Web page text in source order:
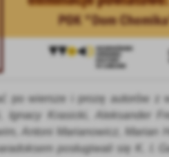
Twoją prywatność. Możesz zmienić
W dowolnym momencie możesz dokonać
pliki cookies służą do prawidłowego
po wiersze i prozę autorów z
Krasicki, Aleksander
Antoni Marianowicz, Marian
posługiwali się K. I.